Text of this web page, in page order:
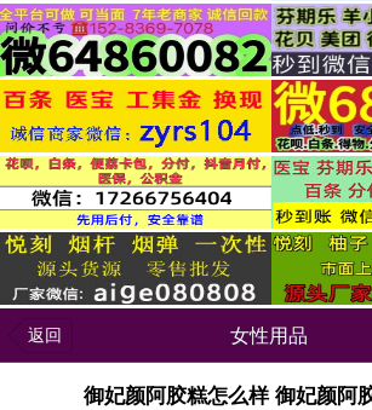
返回 女性用品
御妃颜阿胶糕怎么样 御妃颜阿